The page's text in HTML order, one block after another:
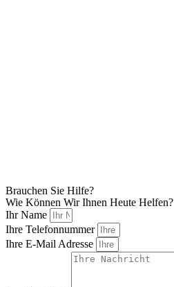
Brauchen Sie Hilfe?
Wie Können Wir Ihnen Heute Helfen?
Ihr Name
Ihre Telefonnummer
Ihre E-Mail Adresse